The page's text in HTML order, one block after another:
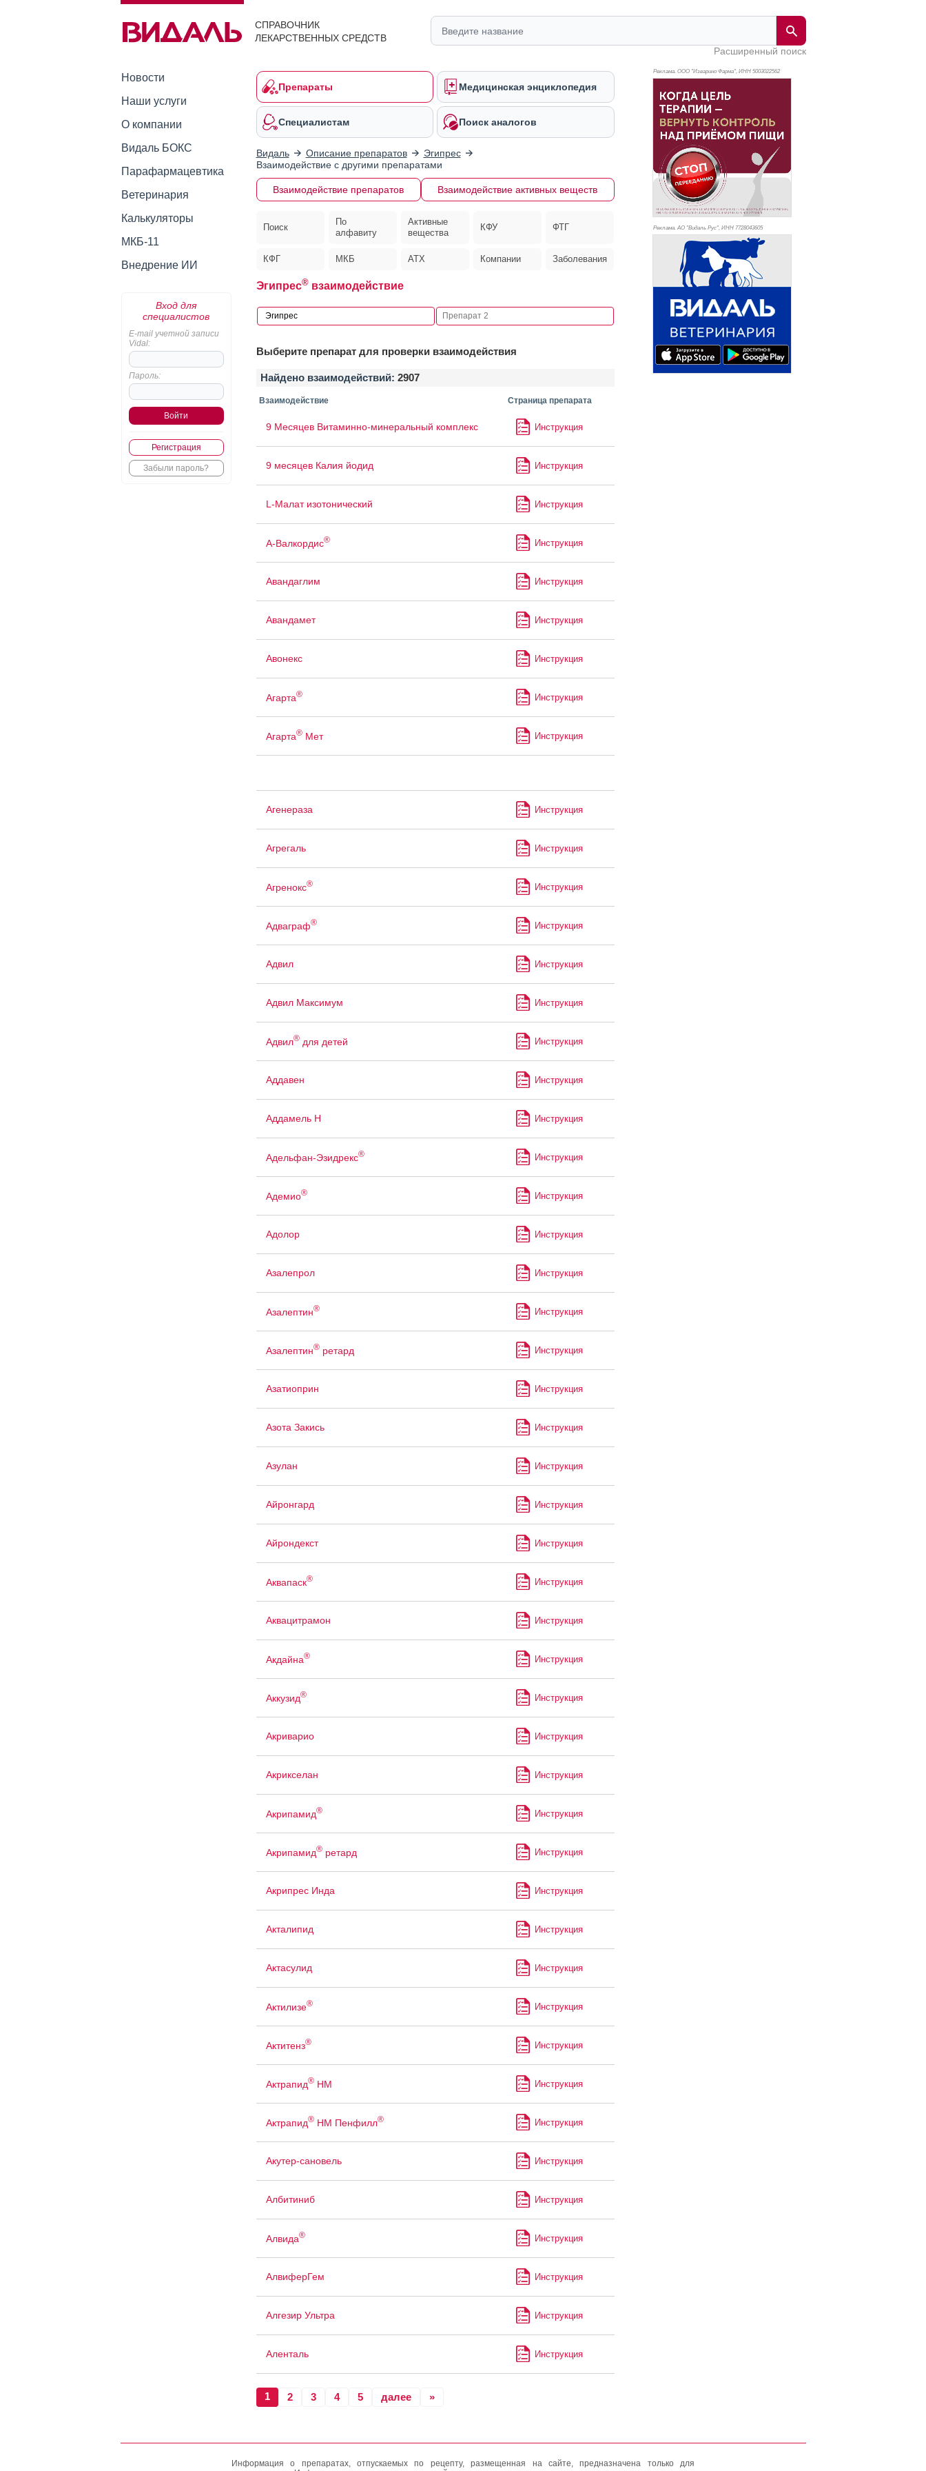
СПРАВОЧНИК
ЛЕКАРСТВЕННЫХ СРЕДСТВ
Расширенный поиск
Новости
Наши услуги
О компании
Видаль БОКС
Парафармацевтика
Ветеринария
Калькуляторы
МКБ-11
Внедрение ИИ
Вход для
специалистов
E-mail учетной записи
Vidal:
Пароль:
Регистрация
Забыли пароль?
Препараты Медицинская энциклопедия
Специалистам Поиск аналогов
Видаль Описание препаратов
Эгипрес
Взаимодействие с другими препаратами
Взаимодействие препаратов Взаимодействие активных веществ
Поиск
По
алфавиту
Активные
вещества
КФУ ФТГ
КФГ МКБ АТХ Компании Заболевания
Эгипрес®взаимодействие
Выберите препарат для проверки взаимодействия
Найдено взаимодействий: 2907
Взаимодействие Страница препарата
9 Месяцев Витаминно-минеральный комплекс Инструкция
9 месяцев Калия йодид Инструкция
L-Малат изотонический Инструкция
А-Валкордис® Инструкция
Авандаглим Инструкция
Авандамет Инструкция
Авонекс Инструкция
Агарта® Инструкция
Агарта®Мет Инструкция
Агенераза Инструкция
Агрегаль Инструкция
Агренокс® Инструкция
Адваграф® Инструкция
Адвил Инструкция
Адвил Максимум Инструкция
Адвил®для детей Инструкция
Аддавен Инструкция
Аддамель Н Инструкция
Адельфан-Эзидрекс® Инструкция
Адемио® Инструкция
Адолор Инструкция
Азалепрол Инструкция
Азалептин® Инструкция
Азалептин®ретард Инструкция
Азатиоприн Инструкция
Азота Закись Инструкция
Азулан Инструкция
Айронгард Инструкция
Айрондекст Инструкция
Аквапаск® Инструкция
Аквацитрамон Инструкция
Акдайна® Инструкция
Аккузид® Инструкция
Акриварио Инструкция
Акрикселан Инструкция
Акрипамид® Инструкция
Акрипамид®ретард Инструкция
Акрипрес Инда Инструкция
Акталипид Инструкция
Актасулид Инструкция
Актилизе® Инструкция
Актитенз® Инструкция
Актрапид®НМ Инструкция
Актрапид®НМ Пенфилл® Инструкция
Акутер-сановель Инструкция
Албитиниб Инструкция
Алвида® Инструкция
АлвиферГем Инструкция
Алгезир Ультра Инструкция
Аленталь Инструкция
1 2 3 4 5 далее »
Реклама. ООО "Изварино Фарма", ИНН 5003022562
Реклама. АО "Видаль Рус", ИНН 7728043605
Информация о препаратах, отпускаемых по рецепту, размещенная на сайте, предназначена только для